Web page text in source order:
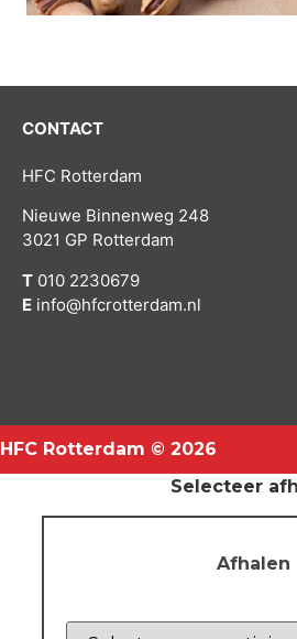
CONTACT
HFC Rotterdam
Nieuwe Binnenweg 248
3021 GP Rotterdam
T 010 2230679
E info@hfcrotterdam.nl
HFC Rotterdam © 2026
Selecteer
Afhalen